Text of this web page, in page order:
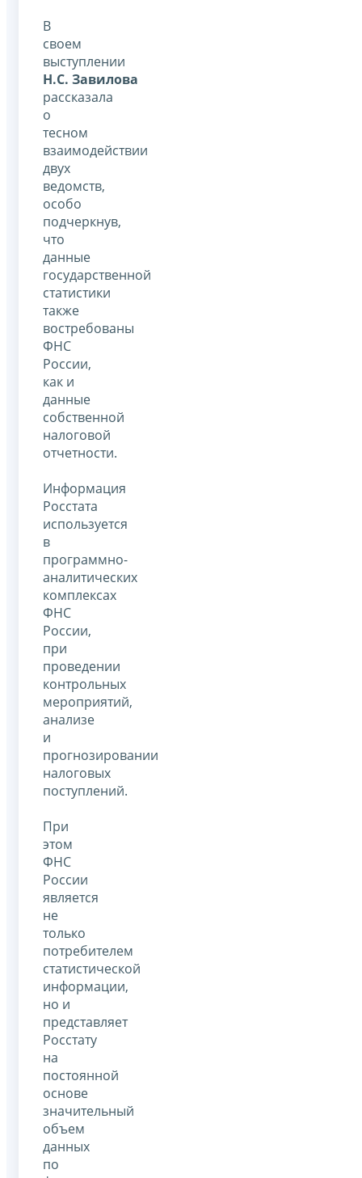
В
своем
выступлении
Н.С. Завилова
рассказала
о
тесном
взаимодействии
двух
ведомств,
особо
подчеркнув,
что
данные
государственной
статистики
также
востребованы
ФНС
России,
как и
данные
собственной
налоговой
отчетности.
Информация
Росстата
используется
в
программно-
аналитических
комплексах
ФНС
России,
при
проведении
контрольных
мероприятий,
анализе
и
прогнозировании
налоговых
поступлений.
При
этом
ФНС
России
является
не
только
потребителем
статистической
информации,
но и
представляет
Росстату
на
постоянной
основе
значительный
объем
данных
по